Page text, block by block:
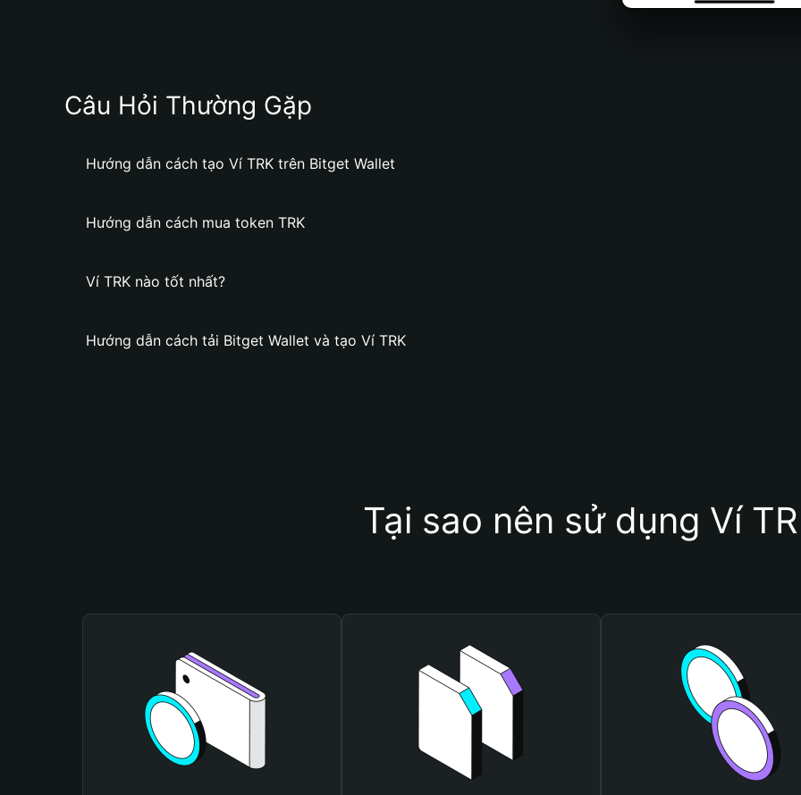
Câu Hỏi Thường Gặp
Hướng dẫn cách tạo Ví TRK trên Bitget Wallet
Hướng dẫn cách mua token TRK
Ví TRK nào tốt nhất?
Hướng dẫn cách tải Bitget Wallet và tạo Ví TRK
Tại sao nên sử dụng Ví